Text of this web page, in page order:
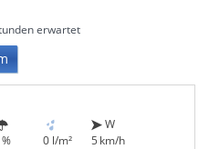
erwartet
0 l/m²
W
5 km/h